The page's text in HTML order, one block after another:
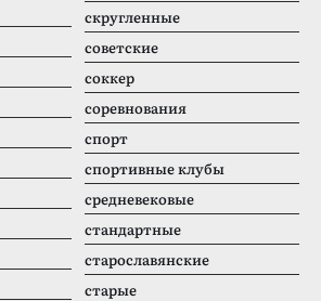
скругленные
советские
соккер
соревнования
спорт
спортивные клубы
средневековые
стандартные
старославянские
старые